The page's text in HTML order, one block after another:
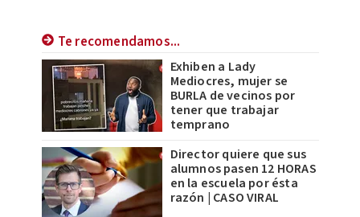
Te recomendamos...
Exhiben a Lady
Mediocres, mujer se
BURLA de vecinos por
tener que trabajar
temprano
Director quiere que sus
alumnos pasen 12 HORAS
en la escuela por ésta
razón | CASO VIRAL